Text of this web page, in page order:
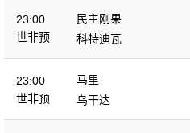
23:00
世非预
民主刚果
科特迪瓦
23:00
世非预
马里
乌干达